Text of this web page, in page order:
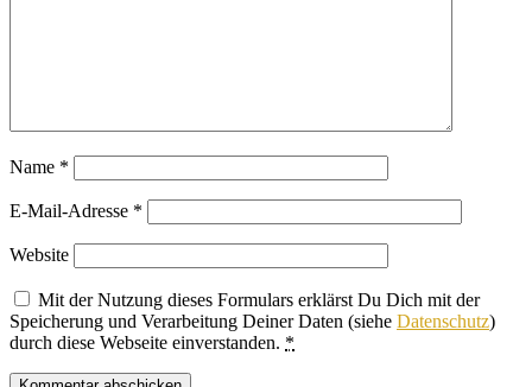
Name *
E-Mail-Adresse *
Website
Mit der Nutzung dieses Formulars erklärst Du Dich mit der
Speicherung und Verarbeitung Deiner Daten (siehe Datenschutz)
durch diese Webseite einverstanden. *